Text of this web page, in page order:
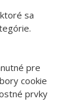
sa
pre
cookie
prvky